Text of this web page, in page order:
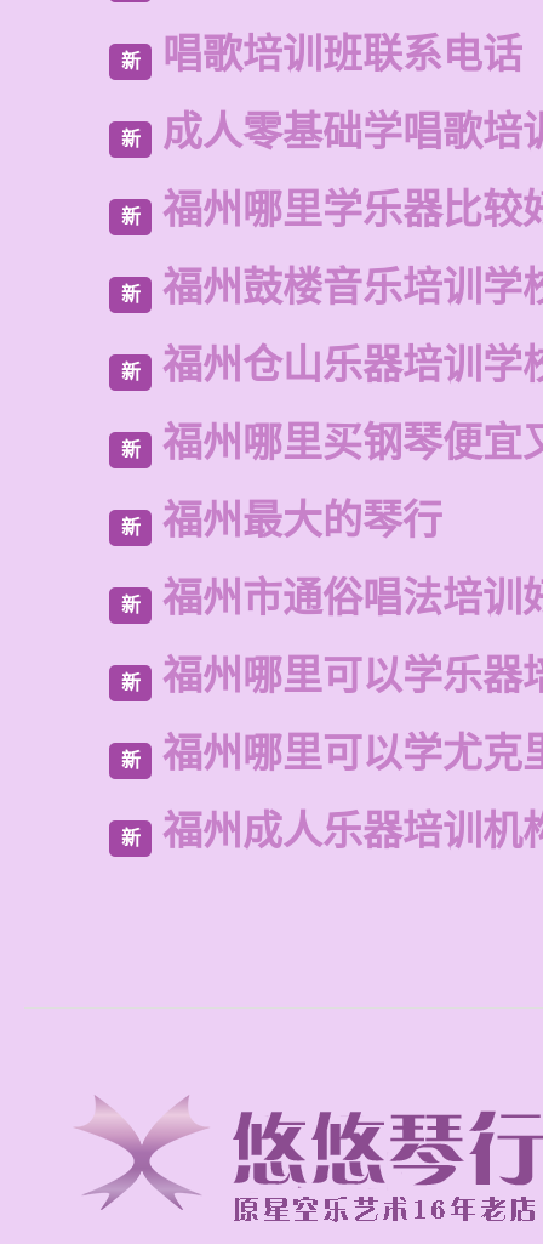
新 唱歌培训班联系电话
新 成人零基础学唱歌培
新 福州哪里学乐器比较
新 福州鼓楼音乐培训学
新 福州仓山乐器培训学
新 福州哪里买钢琴便宜
新 福州最大的琴行
新 福州市通俗唱法培训
新 福州哪里可以学乐器
新 福州哪里可以学尤克
新 福州成人乐器培训机